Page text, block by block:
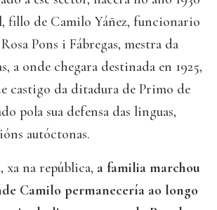
fillo de Camilo Yáñez, funcionario
Pons i Fábregas, mestra da
a onde chegara destinada en 1925,
castigo da ditadura de Primo de
pola sua defensa das linguas,
autóctonas.
xa na república, a familia marchou
Camilo permanecería ao longo